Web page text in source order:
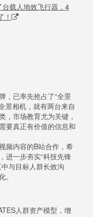
载人地效飞行器，4
！
，已率先抢占了“全景
景相机，就有两台来自
，市场教育尤为关键，
要真正有价值的信息和
频内容的B站合作，希
进一步夯实“科技先锋
与目标人群长效沟
。
人群资产模型，增